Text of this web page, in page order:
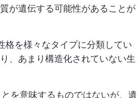
が遺伝する可能性があることが
格を様々なタイプに分類してい
、あまり構造化されていない生
を意味するものではないが、遺